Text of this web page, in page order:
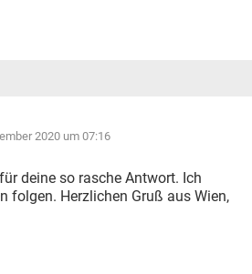
2020 um 07:16
deine so rasche Antwort. Ich
folgen. Herzlichen Gruß aus Wien,